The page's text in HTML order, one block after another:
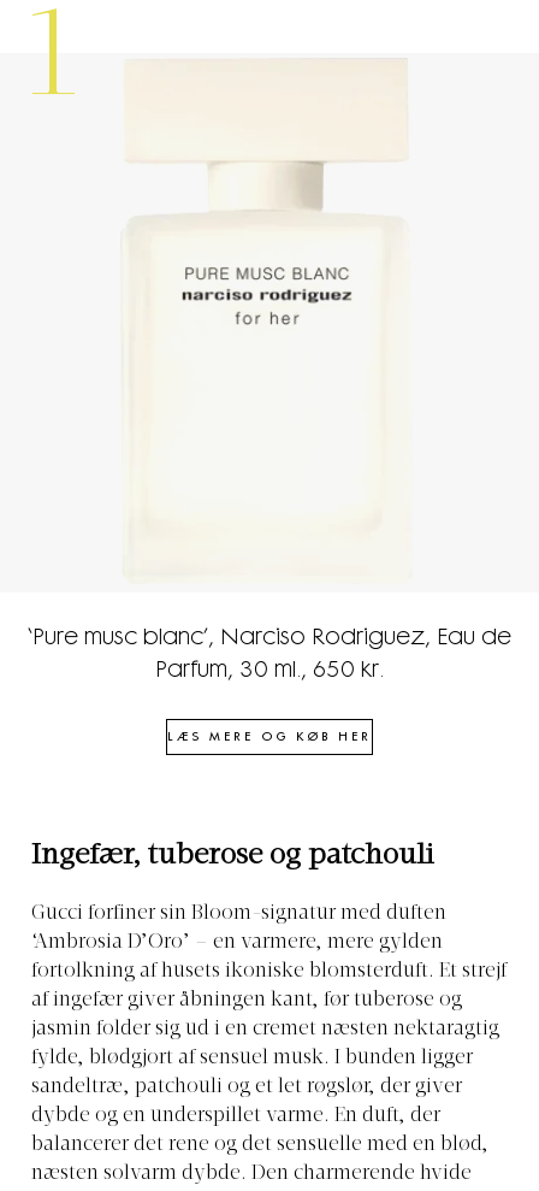
1
‘Pure musc blanc’, Narciso Rodriguez, Eau de
Parfum, 30 ml., 650 kr.
LÆS MERE OG KØB HER
Ingefær, tuberose og patchouli
Gucci forfiner sin Bloom-signatur med duften
‘Ambrosia D’Oro’ – en varmere, mere gylden
fortolkning af husets ikoniske blomsterduft. Et strejf
af ingefær giver åbningen kant, før tuberose og
jasmin folder sig ud i en cremet næsten nektaragtig
fylde, blødgjort af sensuel musk. I bunden ligger
sandeltræ, patchouli og et let røgslør, der giver
dybde og en underspillet varme. En duft, der
balancerer det rene og det sensuelle med en blød,
næsten solvarm dybde. Den charmerende hvide